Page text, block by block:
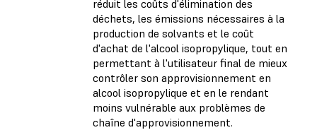
réduit les coûts d'élimination des
déchets, les émissions nécessaires à la
production de solvants et le coût
d'achat de l'alcool isopropylique, tout en
permettant à l'utilisateur final de mieux
contrôler son approvisionnement en
alcool isopropylique et en le rendant
moins vulnérable aux problèmes de
chaîne d'approvisionnement.